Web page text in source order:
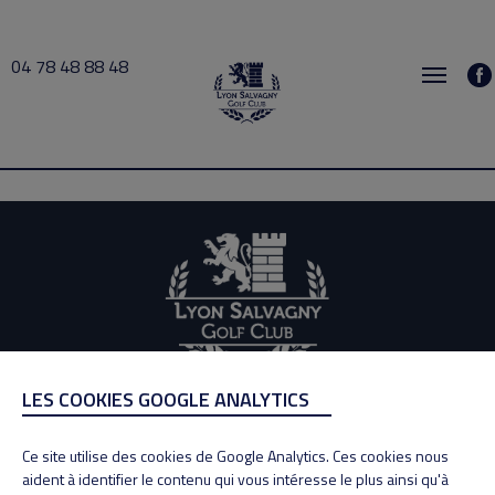
04 78 48 88 48
busy 2026-07-30 12:30 → 2026-07-30 13:00
ADRESSE
69890 La Tour de Salvagny
Tél : 04 78 48 88 48
LES COOKIES GOOGLE ANALYTICS
Ce site utilise des cookies de Google Analytics. Ces cookies nous
aident à identifier le contenu qui vous intéresse le plus ainsi qu'à